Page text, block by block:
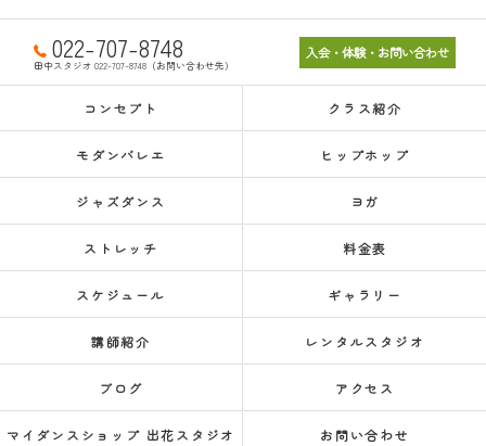
022-707-8748
田中スタジオ 022-707-8748（お問い合わせ先）
入会・体験・お問い合わせ
コンセプト クラス紹介
モダンバレエ ヒップホップ
ジャズダンス ヨガ
ストレッチ 料金表
スケジュール ギャラリー
講師紹介 レンタルスタジオ
ブログ アクセス
マイダンスショップ 出花スタジオ お問い合わせ